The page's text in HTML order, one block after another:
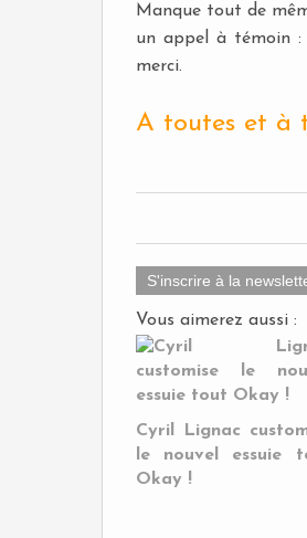
Manque tout de
un appel à témoin :
merci.
A toutes et à
S'inscrire à la
Vous aimerez aussi :
Cyril Lignac
le nouvel essuie
Okay !